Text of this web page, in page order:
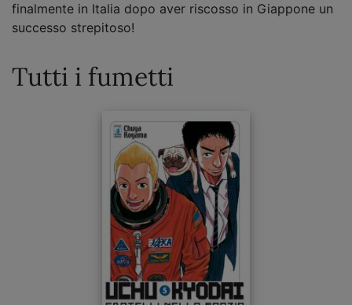
finalmente in Italia dopo aver riscosso in Giappone un
successo strepitoso!
Tutti i fumetti